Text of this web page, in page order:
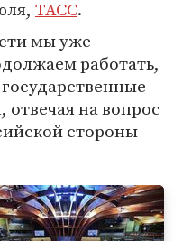
ТАСС.
мы уже
работать,
на вопрос
стороны